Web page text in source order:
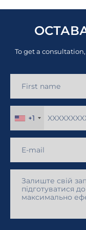
To get a
+1